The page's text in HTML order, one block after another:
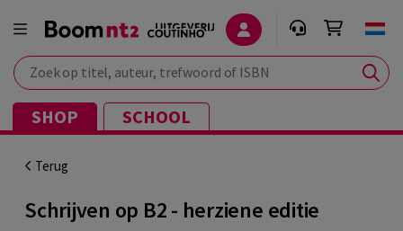
Zoek op titel, auteur, trefwoord of ISBN
SHOP SCHOOL
Terug
Schrijven op B2 - herziene editie